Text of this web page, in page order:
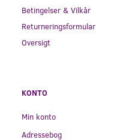
Betingelser & Vilkår
Returneringsformular
Oversigt
KONTO
Min konto
Adressebog